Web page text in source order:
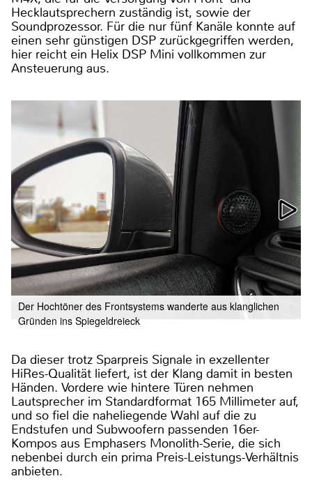
Hecklautsprechern zuständig ist, sowie der
Soundprozessor. Für die nur fünf Kanäle konnte auf
einen sehr günstigen DSP zurückgegriffen werden,
hier reicht ein Helix DSP Mini vollkommen zur
Ansteuerung aus.
Der Hochtöner des Frontsystems wanderte aus klanglichen
Gründen ins Spiegeldreieck
Da dieser trotz Sparpreis Signale in exzellenter
HiRes-Qualität liefert, ist der Klang damit in besten
Händen. Vordere wie hintere Türen nehmen
Lautsprecher im Standardformat 165 Millimeter auf,
und so fiel die naheliegende Wahl auf die zu
Endstufen und Subwoofern passenden 16er-
Kompos aus Emphasers Monolith-Serie, die sich
nebenbei durch ein prima Preis-Leistungs-Verhältnis
anbieten.